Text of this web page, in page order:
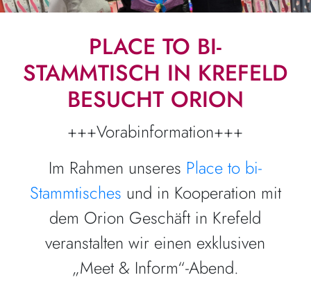
PLACE TO BI-
STAMMTISCH IN KREFELD
BESUCHT ORION
+++Vorabinformation+++
Im Rahmen unseres Place to bi-
Stammtisches und in Kooperation mit
dem Orion Geschäft in Krefeld
veranstalten wir einen exklusiven
„Meet & Inform“-Abend.